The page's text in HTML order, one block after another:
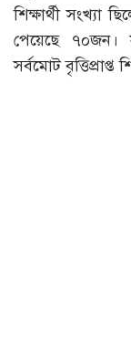
শিক্ষার্থী সংখ্যা
পেয়েছে ৭০জন।
সর্বমোট বৃত্তিপ্রাপ্ত